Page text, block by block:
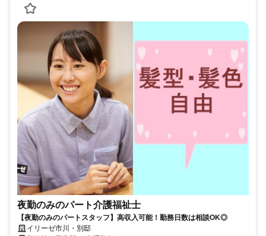
夜勤のみのパート介護福祉士
【夜勤のみのパートスタッフ】高収入可能！勤務日数は相談OK◎
イリーゼ市川・別邸